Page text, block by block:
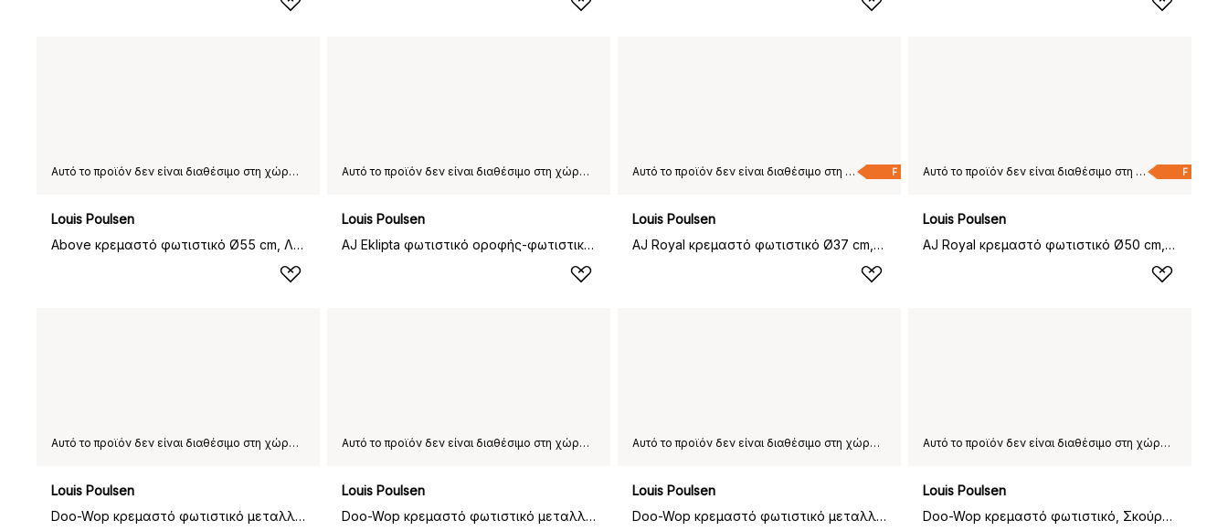
Αυτό το προϊόν δεν είναι διαθέσιμο στη χώρα παράδοσης που έχετε επιλέξει.
Louis Poulsen
Above κρεμαστό φωτιστικό Ø55 cm, Λευκό
Αυτό το προϊόν δεν είναι διαθέσιμο στη χώρα παράδοσης που έχετε επιλέξει.
Louis Poulsen
AJ Eklipta φωτιστικό οροφής-φωτιστικό τοίχου Ø35 cm, Λευκή οπαλίνα
F
Αυτό το προϊόν δεν είναι διαθέσιμο στη χώρα παράδοσης που έχετε επιλέξει.
Louis Poulsen
AJ Royal κρεμαστό φωτιστικό Ø37 cm, Λευκό
F
Αυτό το προϊόν δεν είναι διαθέσιμο στη χώρα παράδοσης που έχετε επιλέξει.
Louis Poulsen
AJ Royal κρεμαστό φωτιστικό Ø50 cm, Μαύρο
Αυτό το προϊόν δεν είναι διαθέσιμο στη χώρα παράδοσης που έχετε επιλέξει.
Louis Poulsen
Doo-Wop κρεμαστό φωτιστικό μεταλλικό, Γυαλισμένος ορείχαλκος
Αυτό το προϊόν δεν είναι διαθέσιμο στη χώρα παράδοσης που έχετε επιλέξει.
Louis Poulsen
Doo-Wop κρεμαστό φωτιστικό μεταλλικό, Χαλκός
Αυτό το προϊόν δεν είναι διαθέσιμο στη χώρα παράδοσης που έχετε επιλέξει.
Louis Poulsen
Doo-Wop κρεμαστό φωτιστικό μεταλλικό, Ανοξείδωτο ατσάλι
Αυτό το προϊόν δεν είναι διαθέσιμο στη χώρα παράδοσης που έχετε επιλέξει.
Louis Poulsen
Doo-Wop κρεμαστό φωτιστικό, Σκούρο γκρι